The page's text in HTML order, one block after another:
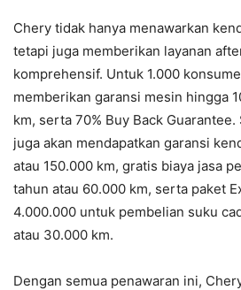
Chery tidak hanya menawarkan
tetapi juga memberikan layanan
komprehensif. Untuk 1.000
memberikan garansi mesin hingga
km, serta 70% Buy Back
juga akan mendapatkan garansi
atau 150.000 km, gratis biaya jasa
tahun atau 60.000 km, serta paket
4.000.000 untuk pembelian suku
atau 30.000 km.
Dengan semua penawaran ini,